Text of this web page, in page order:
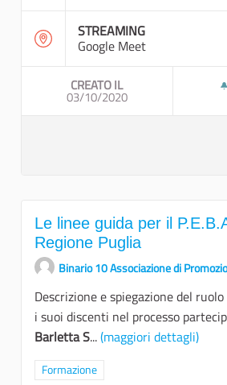
STREAMING
Google Meet
CREATO IL
03/10/2020
Le linee guida per il
Regione Puglia
Binario 10 Associazione di
Descrizione e spiegazione del
i suoi discenti nel processo
Barletta S...(maggiori dettagli)
Filtra i risultati per categoria: Formazione
Formazione